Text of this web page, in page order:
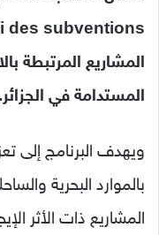
المشاريع المرتبطة
المستدامة في الجزائر.
ويهدف البرنامج إلى
بالموارد البحرية
المشاريع ذات الأثر